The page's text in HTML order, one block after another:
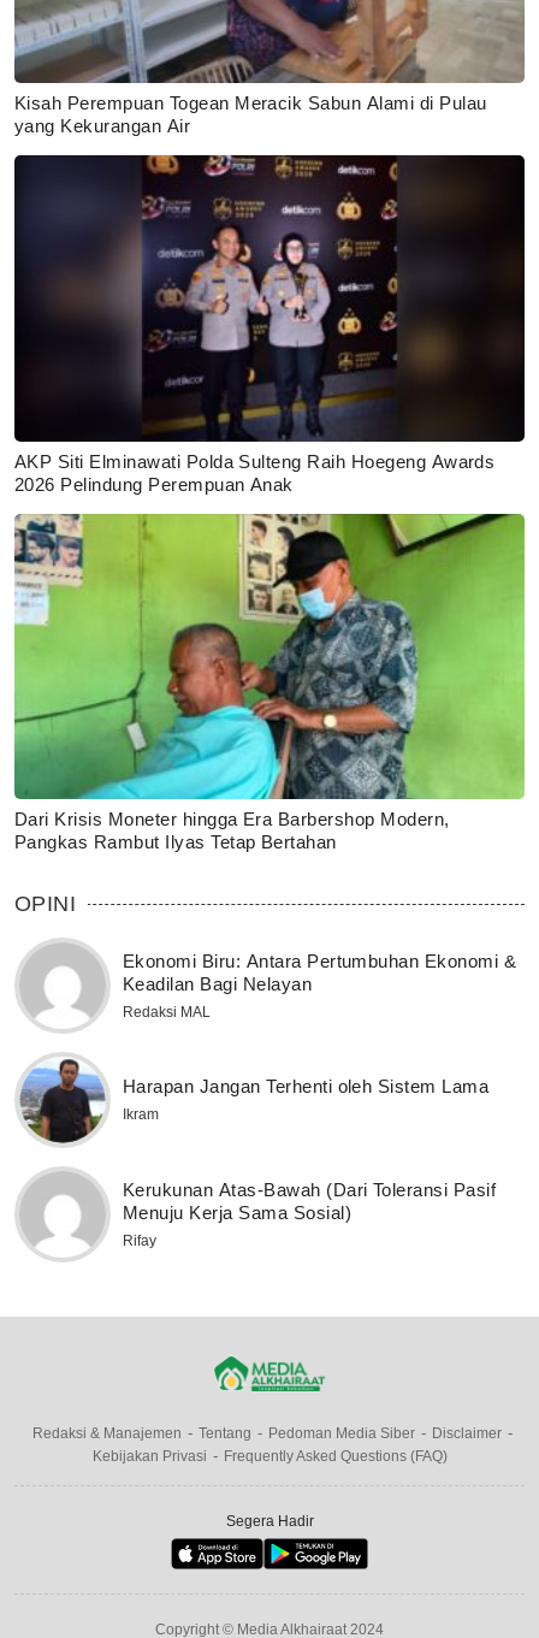
Kisah Perempuan Togean Meracik Sabun Alami di Pulau
yang Kekurangan Air
AKP Siti Elminawati Polda Sulteng Raih Hoegeng Awards
2026 Pelindung Perempuan Anak
Dari Krisis Moneter hingga Era Barbershop Modern,
Pangkas Rambut Ilyas Tetap Bertahan
OPINI
Ekonomi Biru: Antara Pertumbuhan Ekonomi &
Keadilan Bagi Nelayan
Redaksi MAL
Harapan Jangan Terhenti oleh Sistem Lama
Ikram
Kerukunan Atas-Bawah (Dari Toleransi Pasif
Menuju Kerja Sama Sosial)
Rifay
Redaksi & Manajemen Tentang Pedoman Media Siber
Disclaimer
Kebijakan Privasi
Frequently Asked Questions (FAQ)
Segera Hadir
Copyright © Media Alkhairaat 2024